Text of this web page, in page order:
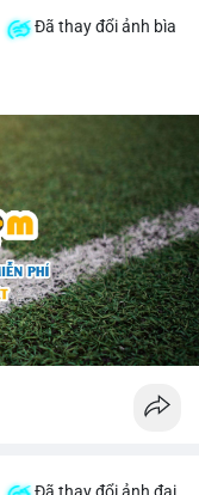
Đã thay đổi ảnh bìa
Đã thay đổi ảnh đại